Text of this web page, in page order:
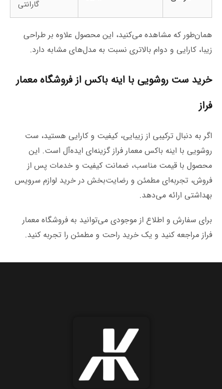
گارانتی
همان‌طور که مشاهده می‌کنید، این محصول علاوه بر طراحی
زیبا، کارایی و دوام بالاتری نسبت به مدل‌های مشابه دارد.
خرید ست روشویی با اینه باکس از فروشگاه معمار
فراز
اگر به دنبال ترکیبی از زیبایی، کیفیت و کارایی هستید، ست
روشویی با اینه باکس معمار فراز گزینه‌ای ایده‌آل است. این
محصول با قیمت مناسب، ضمانت کیفیت و خدمات پس از
فروش، تجربه‌ای مطمئن و رضایت‌بخش در خرید لوازم سرویس
بهداشتی ارائه می‌دهد.
برای سفارش و اطلاع از موجودی می‌توانید به فروشگاه معمار
فراز مراجعه کنید و یک خرید راحت و مطمئن را تجربه کنید.